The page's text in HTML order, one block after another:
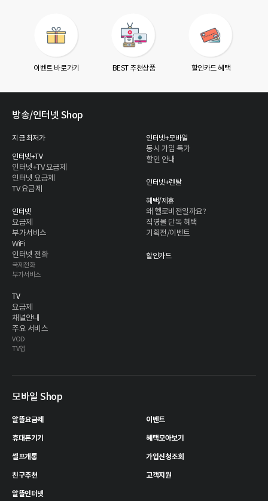
이벤트 바로가기 BEST 추천상품 할인카드 혜택
방송/인터넷 Shop
지금 최저가
인터넷+TV
인터넷+TV 요금제
인터넷 요금제
TV 요금제
인터넷
요금제
부가서비스
WiFi
인터넷 전화
국제전화
부가서비스
TV
요금제
채널안내
주요 서비스
VOD
TV앱
인터넷+모바일
동시 가입 특가
할인 안내
인터넷+렌탈
혜택/제휴
왜 헬로비전일까요?
직영몰 단독 혜택
기획전/이벤트
할인카드
모바일 Shop
알뜰요금제
휴대폰기기
셀프개통
친구추천
알뜰인터넷
이벤트
혜택모아보기
가입신청조회
고객지원